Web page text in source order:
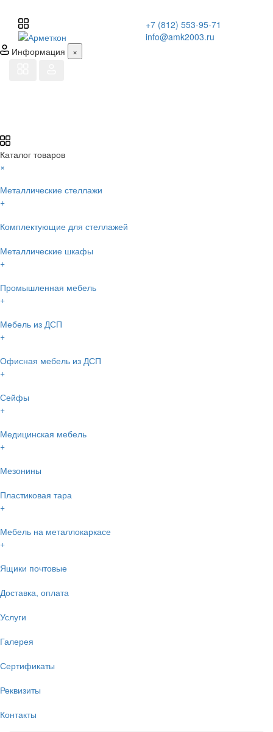
+7 (812) 553-95-71
info@amk2003.ru
Информация
×
Каталог товаров
×
Металлические стеллажи
+
Комплектующие для стеллажей
Металлические шкафы
+
Промышленная мебель
+
Мебель из ДСП
+
Офисная мебель из ДСП
+
Сейфы
+
Медицинская мебель
+
Мезонины
Пластиковая тара
+
Мебель на металлокаркасе
+
Ящики почтовые
Доставка, оплата
Услуги
Галерея
Сертификаты
Реквизиты
Контакты